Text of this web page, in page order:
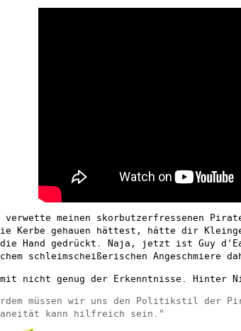
verwette meinen skorbutzerfressenen
Kerbe gehauen hättest, hätte dir
Hand gedrückt. Naja, jetzt ist Guy
schleimscheißerischen Angeschmiere
nicht genug der Erkenntnisse. Hinter
müssen wir uns den Politikstil der
kann hilfreich sein."